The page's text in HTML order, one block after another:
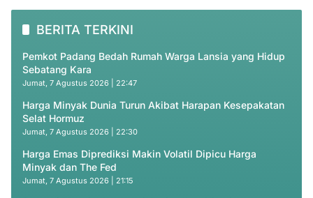
BERITA TERKINI
Pemkot Padang Bedah Rumah Warga Lansia yang Hidup
Sebatang Kara
Jumat, 7 Agustus 2026 | 22:47
Harga Minyak Dunia Turun Akibat Harapan Kesepakatan
Selat Hormuz
Jumat, 7 Agustus 2026 | 22:30
Harga Emas Diprediksi Makin Volatil Dipicu Harga
Minyak dan The Fed
Jumat, 7 Agustus 2026 | 21:15